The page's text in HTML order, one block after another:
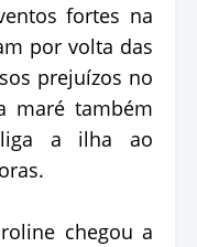
fortes na
por volta das
prejuízos no
maré também
a ilha ao
chegou a